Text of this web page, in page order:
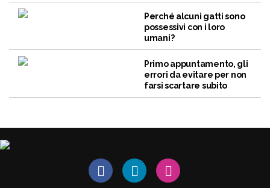
Perché alcuni gatti sono
possessivi con i loro
umani?
Primo appuntamento, gli
errori da evitare per non
farsi scartare subito